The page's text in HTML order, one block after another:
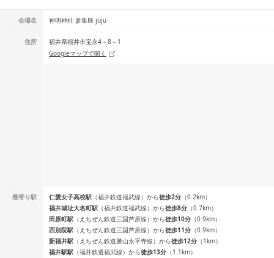
会場名 神明神社 参集殿 juju
住所
福井県福井市宝永4－8－1
Googleマップで開く
最寄り駅 仁愛女子高校駅 （福井鉄道福武線） から徒歩2分 （0.2km）
福井城址大名町駅 （福井鉄道福武線） から徒歩8分 （0.7km）
田原町駅 （ えちぜん鉄道三国芦原線） から徒歩10分 （0.9km）
西別院駅 （ えちぜん鉄道三国芦原線） から徒歩11分 （0.9km）
新福井駅 （ えちぜん鉄道勝山永平寺線） から徒歩12分 （1km）
福井駅駅 （福井鉄道福武線） から徒歩13分 （1.1km）